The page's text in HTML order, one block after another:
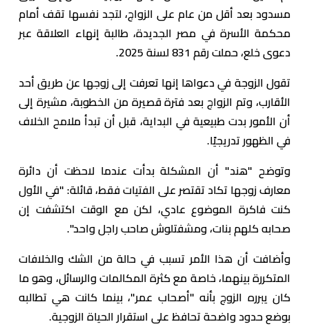
مسدود بعد أقل من عام على الزواج، لتجد نفسها تقف أمام
محكمة الأسرة في مصر الجديدة، طالبة إنهاء العلاقة عبر
دعوى خلع، حملت رقم 831 لسنة 2025.
تقول الزوجة في دعواها إنها تعرفت إلى زوجها عن طريق أحد
الأقارب، وتم الزواج بعد فترة قصيرة من الخطوبة، مشيرة إلى
أن الأمور بدت طبيعية في البداية، قبل أن تبدأ ملامح الخلاف
في الظهور تدريجيًا.
وتوضح "هند" أن المشكلة بدأت عندما لاحظت أن دائرة
معارف زوجها تكاد تقتصر على الفتيات فقط، قائلة: "في الأول
كنت فاكرة الموضوع عادي، لكن مع الوقت اكتشفت إن
صحابه كلهم بنات، ومشفتلوش صاحب راجل واحد".
وأضافت أن هذا الأمر تسبب في حالة من الشك والخلافات
المتكررة بينهما، خاصة مع كثرة المكالمات والرسائل، وهو ما
كان يبرره الزوج بأنه "أصحاب عمر"، بينما كانت هي تطالبه
بوضع حدود واضحة تحافظ على استقرار الحياة الزوجية.